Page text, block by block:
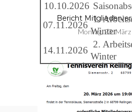
Bericht
Montag, 23.
10.10.2026
07.11.2026
1.
Winter
14.11.2026
2.
Winter